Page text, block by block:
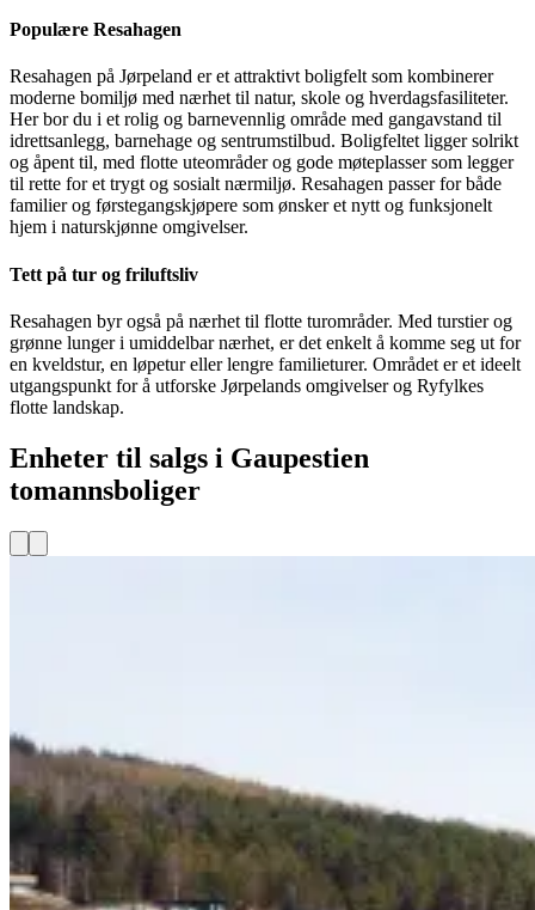
Populære Resahagen
Resahagen på Jørpeland er et attraktivt boligfelt som kombinerer
moderne bomiljø med nærhet til natur, skole og hverdagsfasiliteter.
Her bor du i et rolig og barnevennlig område med gangavstand til
idrettsanlegg, barnehage og sentrumstilbud. Boligfeltet ligger solrikt
og åpent til, med flotte uteområder og gode møteplasser som legger
til rette for et trygt og sosialt nærmiljø. Resahagen passer for både
familier og førstegangskjøpere som ønsker et nytt og funksjonelt
hjem i naturskjønne omgivelser.
Tett på tur og friluftsliv
Resahagen byr også på nærhet til flotte turområder. Med turstier og
grønne lunger i umiddelbar nærhet, er det enkelt å komme seg ut for
en kveldstur, en løpetur eller lengre familieturer. Området er et ideelt
utgangspunkt for å utforske Jørpelands omgivelser og Ryfylkes
flotte landskap.
Enheter til salgs i Gaupestien
tomannsboliger